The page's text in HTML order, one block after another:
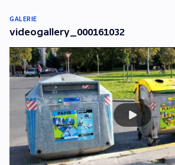
GALERIE
videogallery_000161032